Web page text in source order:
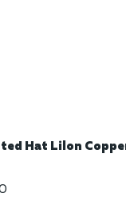
Hat Lilon